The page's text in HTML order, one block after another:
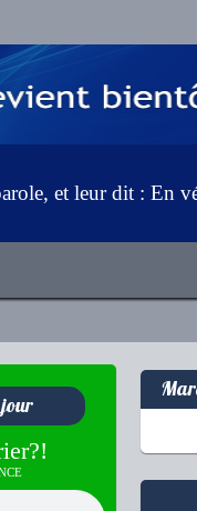
et leur dit : En